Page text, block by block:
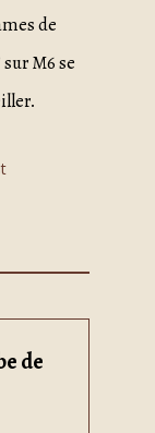
de
M6 se
de